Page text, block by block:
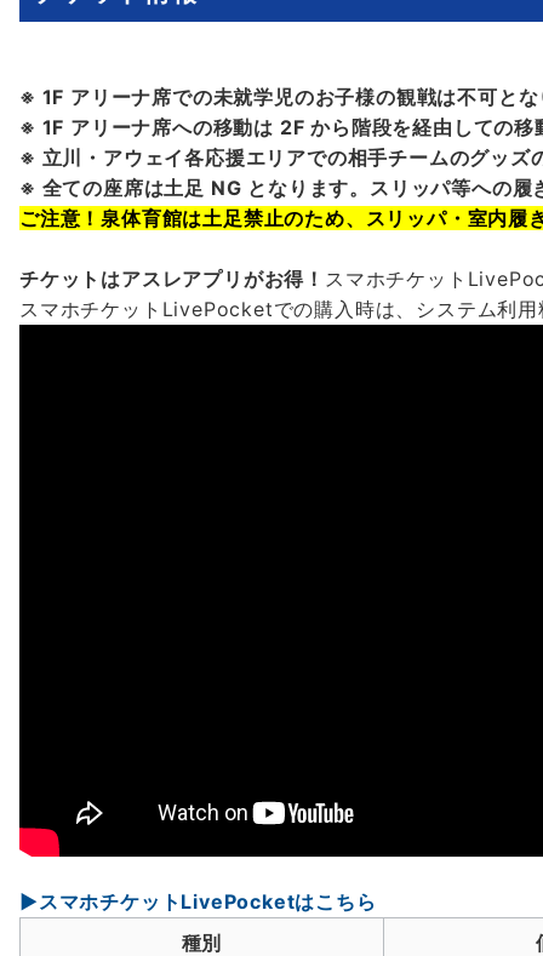
※ 1F アリーナ席での未就学児のお子様の観戦は不可と
※ 1F アリーナ席への移動は 2F から階段を経由しての移
※ 立川・アウェイ各応援エリアでの相手チームのグッズ
※ 全ての座席は土足 NG となります。スリッパ等への履
ご注意！泉体育館は土足禁止のため、スリッパ・室内履
チケットはアスレアプリがお得！ スマホチケット
スマホチケットLivePocketでの購入時は、システム利
▶スマホチケットLivePocketはこちら
種別